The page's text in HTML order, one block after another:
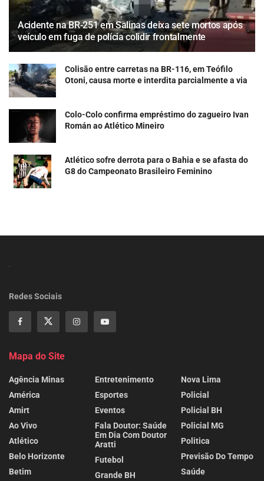
Acidente na BR-251 em Salinas deixa sete mortos após
veículo em fuga de polícia colidir frontalmente
Colisão entre carretas na BR-116, em Teófilo
Otoni, causa morte e interdita parcialmente a via
Colo-Colo confirma empréstimo do zagueiro Ivan
Román ao Atlético Mineiro
Atlético sofre derrota para o Bahia e se afasta do
G8 do Campeonato Brasileiro Feminino
Redes Sociais
Mapa do Site
Agência Minas
América
Amirt
Ao Vivo
Atlético
Belo Horizonte
Betim
Entretenimento
Esportes
Eventos
Fala Doutor: Saúde
Em Dia Com Doutor
Aratti
Futebol
Grande BH
Nova Lima
Policial
Policial BH
Policial MG
Politica
Previsão Do Tempo
Saúde